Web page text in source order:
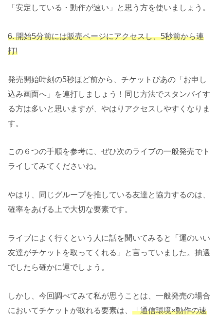
「安定している・動作が速い」と思う方を使いましょう。
6. 開始5分前には販売ページにアクセスし、5秒前から連
打!
発売開始時刻の5秒ほど前から、チケットぴあの「お申し
込み画面へ」を連打しましょう！同じ方法でスタンバイす
る方は多いと思いますが、やはりアクセスしやすくなりま
す。
この６つの手順を参考に、ぜひ次のライブの一般発売でト
ライしてみてくださいね。
やはり、同じグループを推している友達と協力するのは、
確率をあげる上で大切な要素です。
ライブによく行くという人に話を聞いてみると「運のいい
友達がチケットを取ってくれる」と言っていました。抽選
でしたら確かに運でしょう。
しかし、今回調べてみて私が思うことは、一般発売の場合
においてチケットが取れる要素は、 「通信環境×動作の速